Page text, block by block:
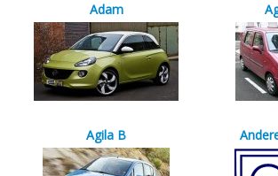
Klassiekers en restauratie
Diensten
Parts
Occasions
Kenteken gegevens opvragen
Adam
Agila B